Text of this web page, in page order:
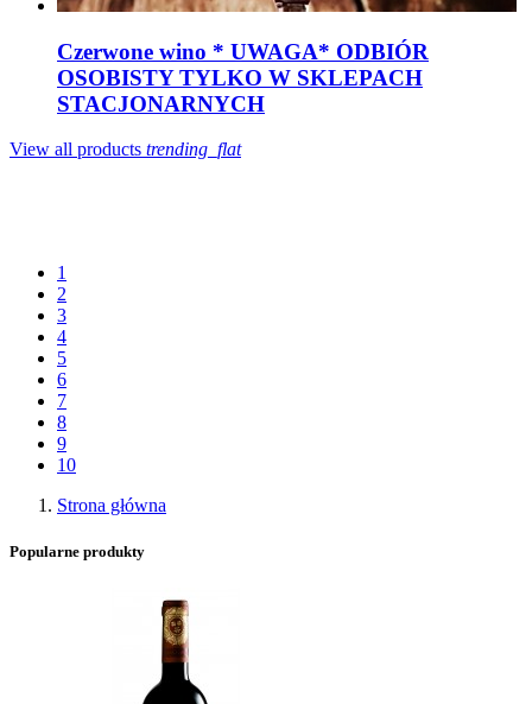
Czerwone wino * UWAGA* ODBIÓR
OSOBISTY TYLKO W SKLEPACH
STACJONARNYCH
View all products trending_flat
1
2
3
4
5
6
7
8
9
10
Strona główna
Popularne produkty